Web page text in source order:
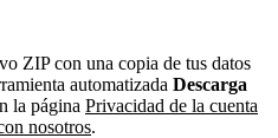
ZIP con una copia de tus datos
automatizada Descarga
la página Privacidad de la cuenta
nosotros.